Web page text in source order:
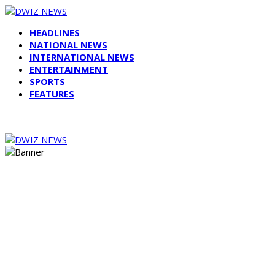
HEADLINES
NATIONAL NEWS
INTERNATIONAL NEWS
ENTERTAINMENT
SPORTS
FEATURES